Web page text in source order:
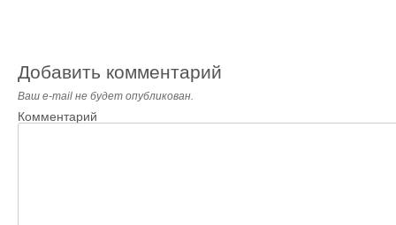
Добавить комментарий
Ваш e-mail не будет опубликован.
Комментарий